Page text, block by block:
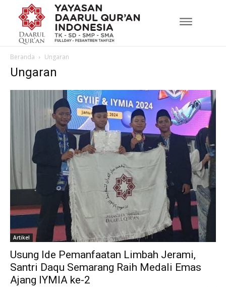
Beranda Ungaran
Ungaran
Artikel
Usung Ide Pemanfaatan Limbah Jerami,
Santri Daqu Semarang Raih Medali Emas
Ajang IYMIA ke-2